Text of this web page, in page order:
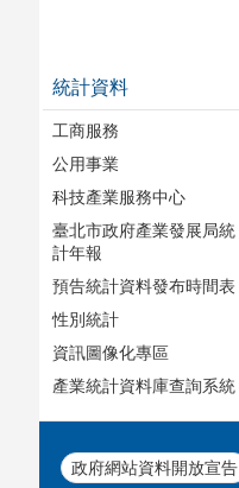
統計資料
工商服務
公用事業
科技產業服務中心
臺北市政府產業發展局統
計年報
預告統計資料發布時間表
性別統計
資訊圖像化專區
產業統計資料庫查詢系統
政府網站資料開放宣告